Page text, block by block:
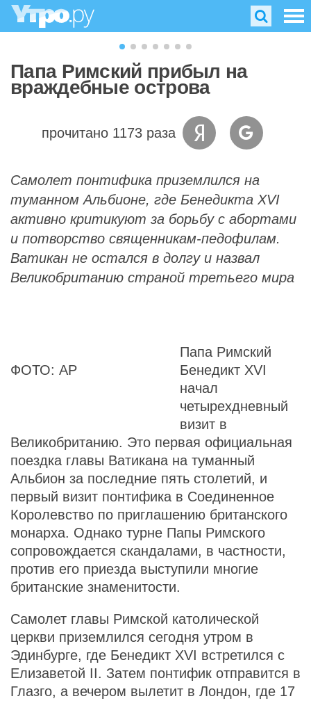
Папа Римский прибыл на
враждебные острова
прочитано 1173 раза
Самолет понтифика приземлился на
туманном Альбионе, где Бенедикта XVI
активно критикуют за борьбу с абортами
и потворство священникам-педофилам.
Ватикан не остался в долгу и назвал
Великобританию страной третьего мира
ФОТО: AP
Папа Римский
Бенедикт XVI
начал
четырехдневный
визит в
Великобританию. Это первая официальная
поездка главы Ватикана на туманный
Альбион за последние пять столетий, и
первый визит понтифика в Соединенное
Королевство по приглашению британского
монарха. Однако турне Папы Римского
сопровождается скандалами, в частности,
против его приезда выступили многие
британские знаменитости.
Самолет главы Римской католической
церкви приземлился сегодня утром в
Эдинбурге, где Бенедикт XVI встретился с
Елизаветой II. Затем понтифик отправится в
Глазго, а вечером вылетит в Лондон, где 17